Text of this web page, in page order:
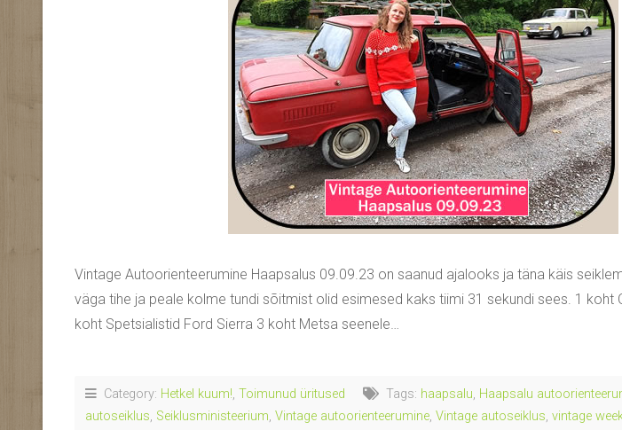
Vintage Autoorienteerumine Haapsalus 09.09.23 on saanud ajalooks ja täna käis
väga tihe ja peale kolme tundi sõitmist olid esimesed kaks tiimi 31 sekundi sees. 1 koht
koht Spetsialistid Ford Sierra 3 koht Metsa seenele…
Category: Hetkel kuum!, Toimunud üritused Tags: haapsalu, Haapsalu
autoseiklus, Seiklusministeerium, Vintage autoorienteerumine, Vintage autoseiklus, vintage